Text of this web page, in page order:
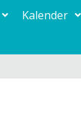
Kalender